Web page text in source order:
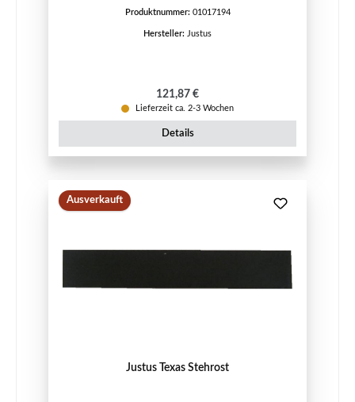
Produktnummer: 01017194
Hersteller: Justus
Regulärer Preis:
121,87 €
Lieferzeit ca. 2-3 Wochen
Details
Ausverkauft
Justus Texas Stehrost